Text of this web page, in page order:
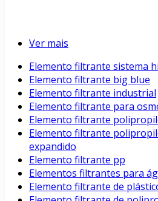
Ver mais
Elemento filtrante sistema
Elemento filtrante big blue
Elemento filtrante industrial
Elemento filtrante para
Elemento filtrante
Elemento filtrante
expandido
Elemento filtrante pp
Elementos filtrantes para
Elemento filtrante de